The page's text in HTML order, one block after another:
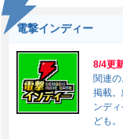
電撃インディー
8/4更
関連
掲載
ンデ
ども。